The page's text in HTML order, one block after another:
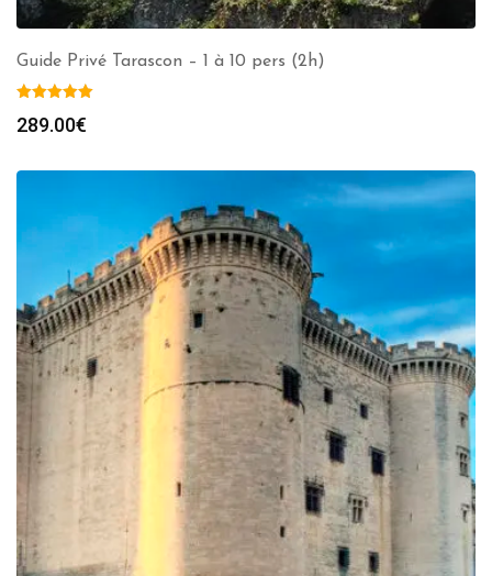
Guide Privé Tarascon – 1 à 10 pers (2h)
289.00€